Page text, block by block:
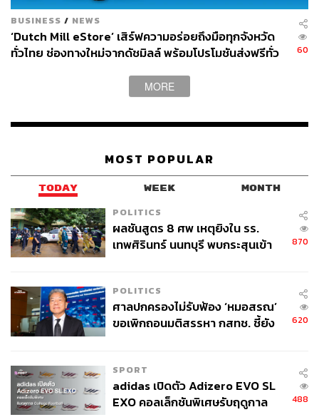
BUSINESS / NEWS
‘Dutch Mill eStore’ เสิร์ฟความอร่อยถึงมือทุกจังหวัด
ทั่วไทย ช่องทางใหม่จากดัชมิลล์ พร้อมโปรโมชันส่งฟรีทั่ว
เย็นตรงจากโรงงาน [ADVERTORIAL]
60
MORE
MOST POPULAR
TODAY WEEK MONTH
POLITICS
ผลชันสูตร 8 ศพ เหตุยิงใน รร.
เทพศิรินทร์ นนทบุรี พบกระสุนเข้า
870
POLITICS
ศาลปกครองไม่รับฟ้อง ‘หมอสรณ’
ขอเพิกถอนมติสรรหา กสทช. ชี้ยัง
620
SPORT
adidas เปิดตัว Adizero EVO SL
EXO คอลเล็กชันพิเศษรับฤดูกาล
488